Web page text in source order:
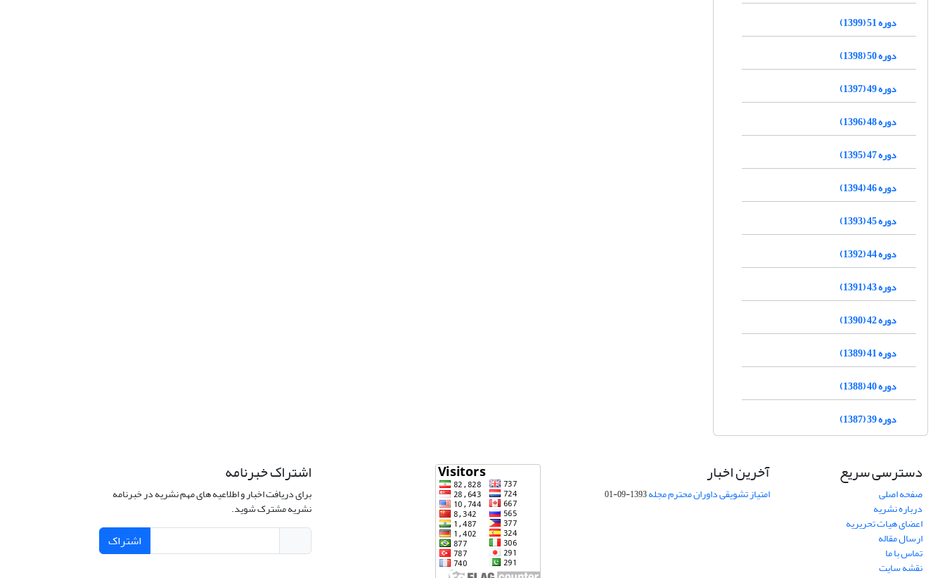
دوره 51 (1399)
دوره 50 (1398)
دوره 49 (1397)
دوره 48 (1396)
دوره 47 (1395)
دوره 46 (1394)
دوره 45 (1393)
دوره 44 (1392)
دوره 43 (1391)
دوره 42 (1390)
دوره 41 (1389)
دوره 40 (1388)
دوره 39 (1387)
دسترسی سریع
صفحه اصلی
درباره نشریه
اعضای هیات تحریریه
ارسال مقاله
تماس با ما
نقشه سایت
آخرین اخبار
امتیاز تشویقی داوران محترم مجله1393-09-01
اشتراک خبرنامه
برای دریافت اخبار و اطلاعیه های مهم نشریه در خبرنامه
نشریه مشترک شوید.
اشتراک